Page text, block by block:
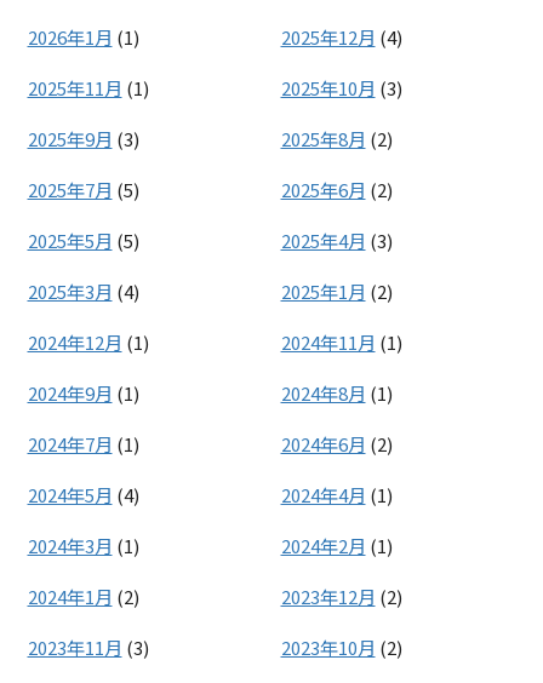
2026年1月 (1) 2025年12月 (4)
2025年11月 (1) 2025年10月 (3)
2025年9月 (3) 2025年8月 (2)
2025年7月 (5) 2025年6月 (2)
2025年5月 (5) 2025年4月 (3)
2025年3月 (4) 2025年1月 (2)
2024年12月 (1) 2024年11月 (1)
2024年9月 (1) 2024年8月 (1)
2024年7月 (1) 2024年6月 (2)
2024年5月 (4) 2024年4月 (1)
2024年3月 (1) 2024年2月 (1)
2024年1月 (2) 2023年12月 (2)
2023年11月 (3) 2023年10月 (2)